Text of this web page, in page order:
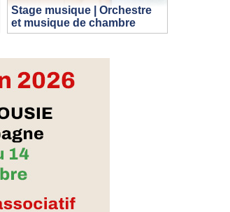
Stage musique | Orchestre
et musique de chambre